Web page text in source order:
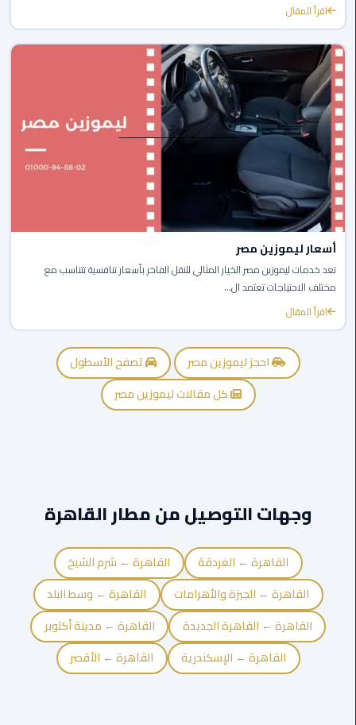
تاكسي
اسكندريه
ليموزين
مطار
برج
العرب
والإسكندرية
ليموزين
دمياط
ليموزين
من
الاسكندرية
الى
مطار
القاهرة
العجوزه
ليموزين
من
مطار
القاهرة
اقرأ المقال
أسعار ليموزين مصر
تعد خدمات ليموزين مصر الخيار المثالي للنقل الفاخر بأسعار تنافسية تتناسب مع
مختلف الاحتياجات تعتمد ال...
اقرأ المقال
احجز ليموزين مصر
تصفح الأسطول
كل مقالات ليموزين مصر
وجهات التوصيل من مطار القاهرة
القاهرة ← الغردقة
القاهرة ← شرم الشيخ
القاهرة ← الجيزة والأهرامات
القاهرة ← وسط البلد
القاهرة ← القاهرة الجديدة
القاهرة ← مدينة أكتوبر
القاهرة ← الإسكندرية
القاهرة ← الأقصر